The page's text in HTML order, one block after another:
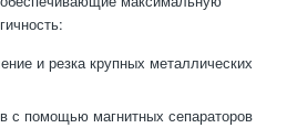
и резка крупных металлических
с помощью магнитных сепараторов